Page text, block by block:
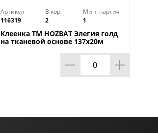
Артикул
116319
В кор.
2
Мин. партия
1
Клеенка TM HOZBAT Элегия голд
на тканевой основе 137х20м